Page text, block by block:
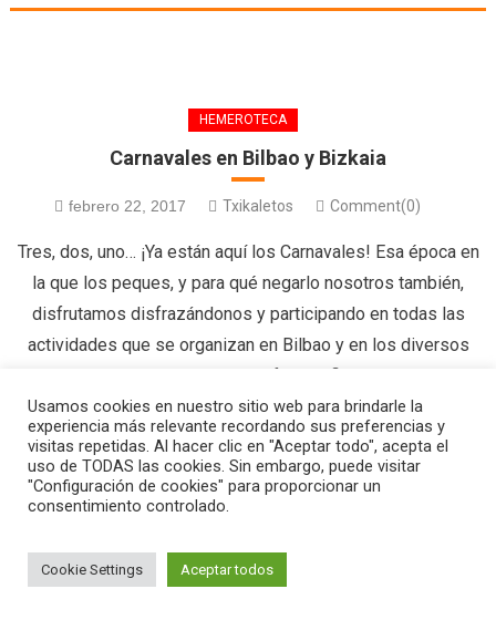
HEMEROTECA
Carnavales en Bilbao y Bizkaia
febrero 22, 2017 Txikaletos Comment(0)
Tres, dos, uno… ¡Ya están aquí los Carnavales! Esa época en
la que los peques, y para qué negarlo nosotros también,
disfrutamos disfrazándonos y participando en todas las
actividades que se organizan en Bilbao y en los diversos
municipios de Bizkaia. Aunque la fecha oficial de Carnavales
es del 23 al 28 de febrero, ojo […]
|Editorial by
Usamos cookies en nuestro sitio web para brindarle la
experiencia más relevante recordando sus preferencias y
visitas repetidas. Al hacer clic en "Aceptar todo", acepta el
uso de TODAS las cookies. Sin embargo, puede visitar
"Configuración de cookies" para proporcionar un
consentimiento controlado.
Cookie Settings Aceptar todos